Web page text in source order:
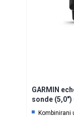
GARMIN
sonde
Kombinirani